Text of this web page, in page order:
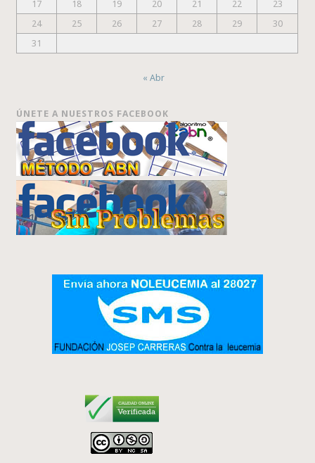
17
18 19 20 21 22
23
24
25 26 27 28 29
30
31
« Abr
ÚNETE A NUESTROS FACEBOOK